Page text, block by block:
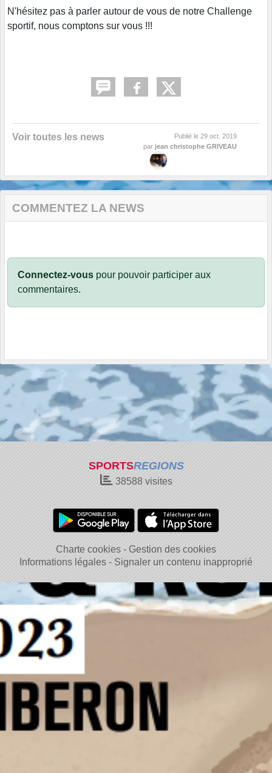
N'hésitez pas à parler autour de vous de notre Challenge
sportif, nous comptons sur vous !!!
Voir toutes les news Publié le 29 oct. 2019
par jean christophe GRIVEAU
COMMENTEZ LA NEWS
Connectez-vous pour pouvoir participer aux
commentaires.
SPORTSREGIONS
38588visites
Charte cookies
Gestion des cookies
Informations légales
Signaler un contenu inapproprié